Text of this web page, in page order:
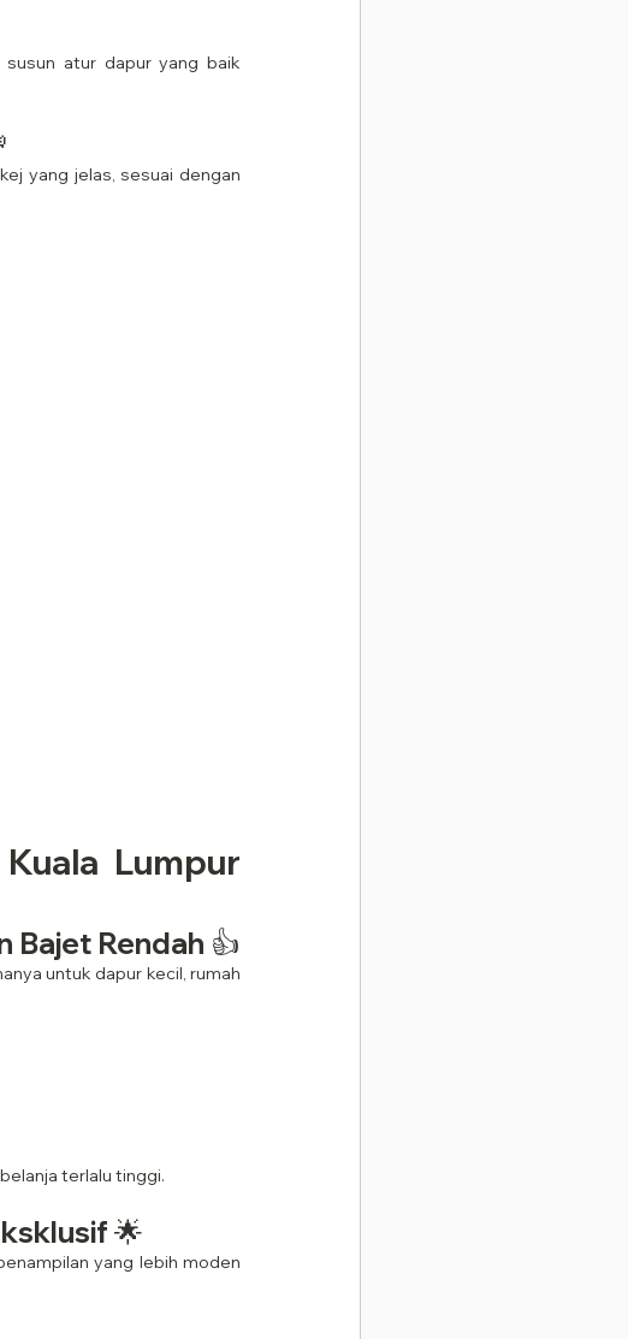
atur dapur yang baik
yang jelas, sesuai dengan
Kuala Lumpur
Bajet Rendah 👍
untuk dapur kecil, rumah
terlalu tinggi.
🌟
yang lebih moden